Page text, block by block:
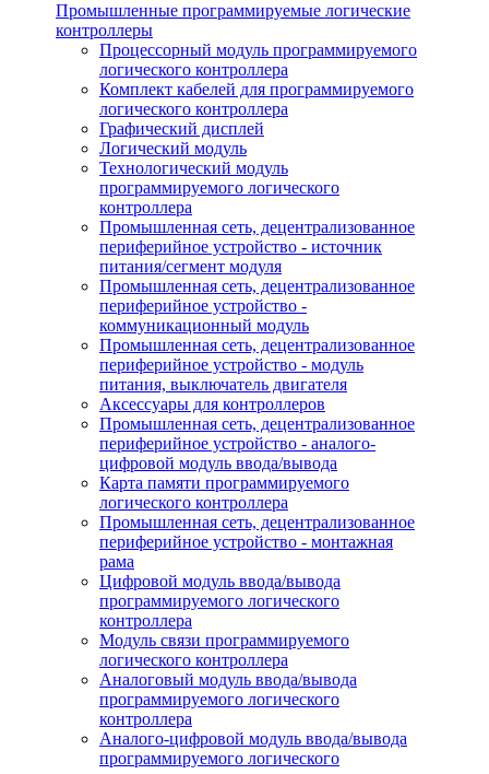
Промышленные программируемые логические
контроллеры
Процессорный модуль программируемого
логического контроллера
Комплект кабелей для программируемого
логического контроллера
Графический дисплей
Логический модуль
Технологический модуль
программируемого логического
контроллера
Промышленная сеть, децентрализованное
периферийное устройство - источник
питания/сегмент модуля
Промышленная сеть, децентрализованное
периферийное устройство -
коммуникационный модуль
Промышленная сеть, децентрализованное
периферийное устройство - модуль
питания, выключатель двигателя
Аксессуары для контроллеров
Промышленная сеть, децентрализованное
периферийное устройство - аналого-
цифровой модуль ввода/вывода
Карта памяти программируемого
логического контроллера
Промышленная сеть, децентрализованное
периферийное устройство - монтажная
рама
Цифровой модуль ввода/вывода
программируемого логического
контроллера
Модуль связи программируемого
логического контроллера
Аналоговый модуль ввода/вывода
программируемого логического
контроллера
Аналого-цифровой модуль ввода/вывода
программируемого логического